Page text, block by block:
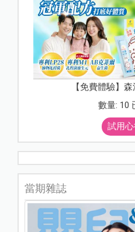
【免費體驗】
數量: 10
試用
當期雜誌